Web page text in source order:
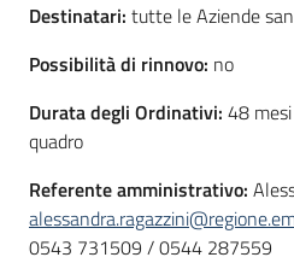
Destinatari: tutte le Aziende
Possibilità di rinnovo: no
Durata degli Ordinativi: 48
quadro
Referente amministrativo:
0543 731509 / 0544 287559